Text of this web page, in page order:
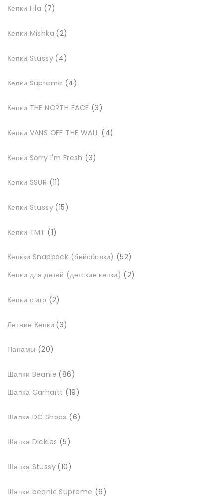
Кепки Fila 7товарів
Кепки Mishka 2товари
Кепки Stussy 4товари
Кепки Supreme 4товари
Кепки THE NORTH FACE 3товари
Кепки VANS OFF THE WALL 4товари
Кепки Sorry I'm Fresh 3товари
Кепки SSUR 11товарів
Кепки Stussy 15товарів
Кепки TMT 1товар
Кепкки Snapback (бейсболки) 52товари
Кепки для детей (детские кепки)
22
Кепки с игр
2товари
Летние Кепки 3товари
Панамы 20товарів
Шапки Beanie 86товарів
Шапка Carhartt
1919
Шапка DC Shoes
6товарів
Шапка Dickies 5товарів
Шапка Stussy 10товарів
Шапки beanie Supreme 6товарів